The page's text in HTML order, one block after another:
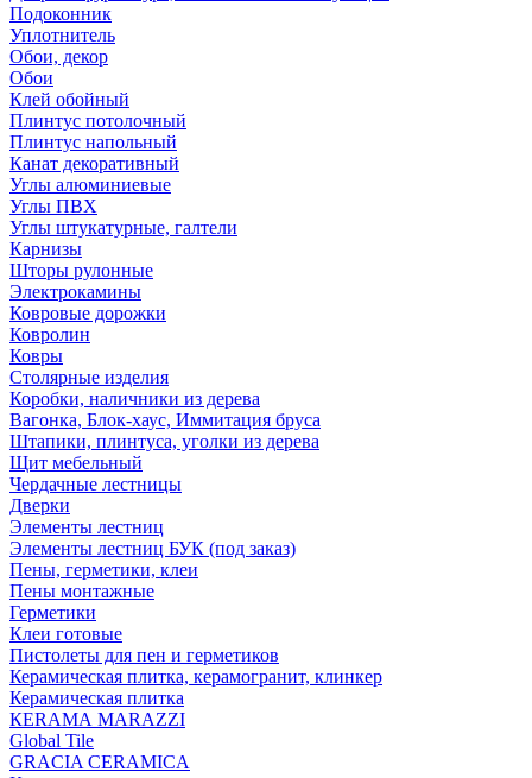
Подоконник
Уплотнитель
Обои, декор
Обои
Клей обойный
Плинтус потолочный
Плинтус напольный
Канат декоративный
Углы алюминиевые
Углы ПВХ
Углы штукатурные, галтели
Карнизы
Шторы рулонные
Электрокамины
Ковровые дорожки
Ковролин
Ковры
Столярные изделия
Коробки, наличники из дерева
Вагонка, Блок-хаус, Иммитация бруса
Штапики, плинтуса, уголки из дерева
Щит мебельный
Чердачные лестницы
Дверки
Элементы лестниц
Элементы лестниц БУК (под заказ)
Пены, герметики, клеи
Пены монтажные
Герметики
Клеи готовые
Пистолеты для пен и герметиков
Керамическая плитка, керамогранит, клинкер
Керамическая плитка
КЕRАМА MARAZZI
Global Tile
GRACIA CERAMICA